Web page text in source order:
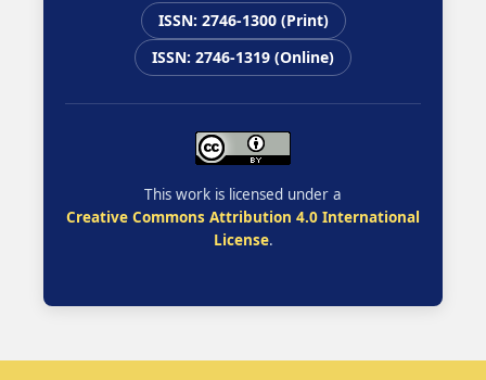
ISSN: 2746-1300 (Print)
ISSN: 2746-1319 (Online)
This work is licensed under a
Creative Commons Attribution 4.0 International
License.